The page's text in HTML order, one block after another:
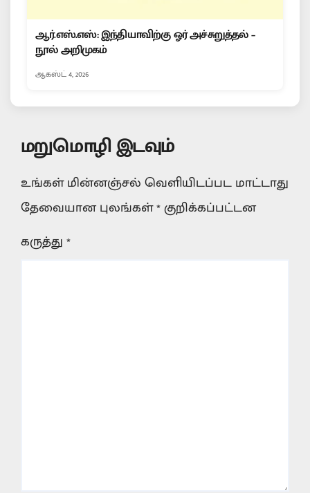
ஆர்.எஸ்.எஸ்: இந்தியாவிற்கு ஓர் அச்சுறுத்தல் –
நூல் அறிமுகம்
ஆகஸ்ட் 4, 2026
மறுமொழி இடவும்
உங்கள் மின்னஞ்சல் வெளியிடப்பட மாட்டாது
தேவையான புலங்கள்*குறிக்கப்பட்டன
கருத்து*